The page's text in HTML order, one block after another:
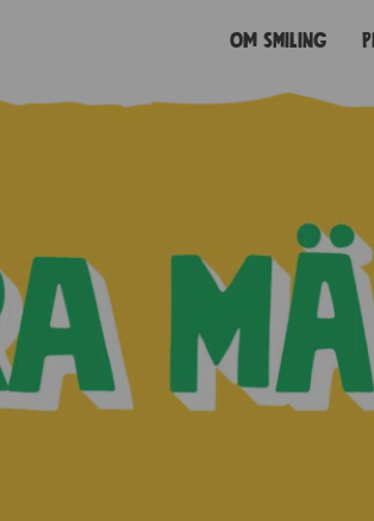
Om Smiling